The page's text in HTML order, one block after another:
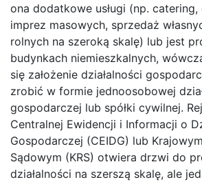
ona dodatkowe usługi (np.
imprez masowych, sprzedaż
rolnych na szeroką skalę) lub jest
budynkach niemieszkalnych,
się założenie działalności
zrobić w formie jednoosobowej
gospodarczej lub spółki cywilnej.
Centralnej Ewidencji i Informacji o
Gospodarczej (CEIDG) lub
Sądowym (KRS) otwiera drzwi do
działalności na szerszą skalę, ale